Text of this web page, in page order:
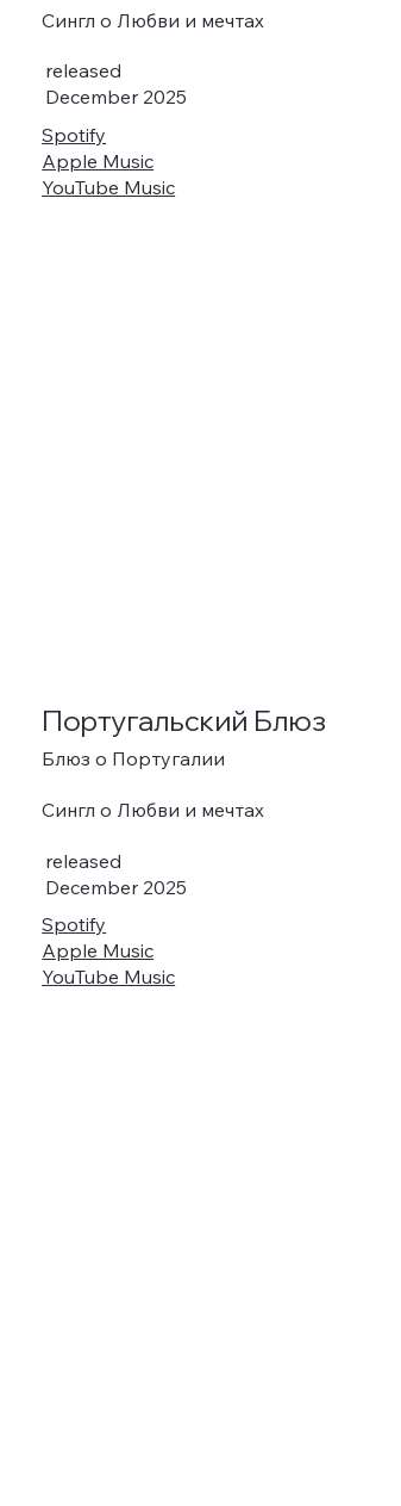
released
December 2025
Spotify
Apple Music
YouTube Music
Сингл о Любви и мечтах
Португальский Блюз
Блюз о Португалии
released
December 2025
Spotify
Apple Music
YouTube Music
Сингл о Любви и мечтах